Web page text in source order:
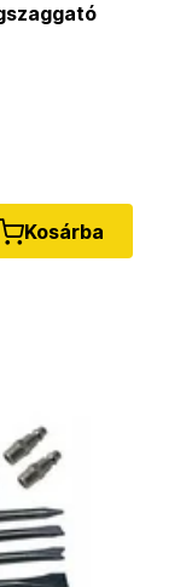
Kosárba